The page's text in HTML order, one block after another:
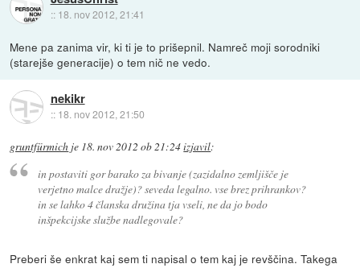
:: 18. nov 2012, 21:41
Mene pa zanima vir, ki ti je to prišepnil. Namreč moji sorodniki
(starejše generacije) o tem nič ne vedo.
nekikr
:: 18. nov 2012, 21:50
gruntfürmich je 18. nov 2012 ob 21:24izjavil:
in postaviti gor barako za bivanje (zazidalno zemljišče je
verjetno malce dražje)? seveda legalno. vse brez prihrankov?
in se lahko 4 članska družina tja vseli, ne da jo bodo
inšpekcijske službe nadlegovale?
Preberi še enkrat kaj sem ti napisal o tem kaj je revščina. Takega